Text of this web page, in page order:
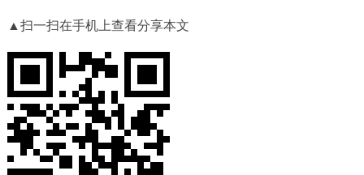
▲扫一扫在手机上查看分享本文